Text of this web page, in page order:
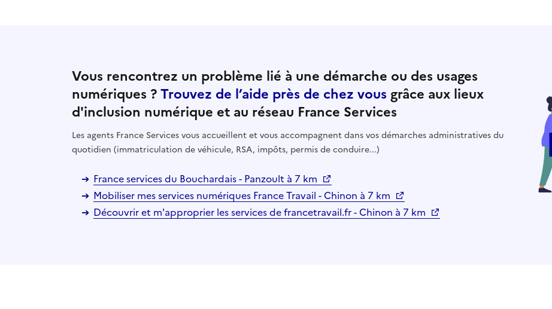
Vous rencontrez un problème lié à une démarche ou des usages
numériques ?Trouvez de l’aide près de chez vous grâce aux lieux
d'inclusion numérique et au réseau France Services
Les agents France Services vous accueillent et vous accompagnent dans vos démarches administratives du
quotidien (immatriculation de véhicule, RSA, impôts, permis de conduire...)
France services du Bouchardais - Panzoult à 7 km
Mobiliser mes services numériques France Travail - Chinon à 7 km
Découvrir et m'approprier les services de francetravail.fr - Chinon à 7 km